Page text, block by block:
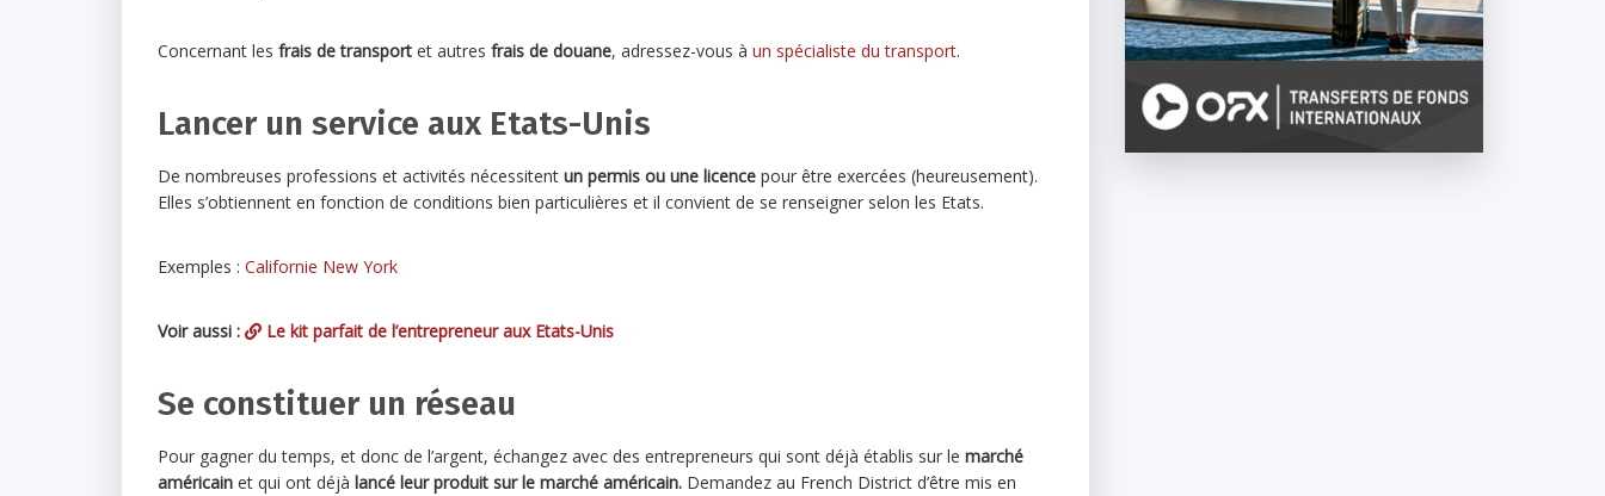
Concernant les frais de transport et autres frais de douane, adressez-vous à un spécialiste du transport.
Lancer un service aux Etats-Unis
De nombreuses professions et activités nécessitent un permis ou une licence pour être exercées (heureusement).
Elles s’obtiennent en fonction de conditions bien particulières et il convient de se renseigner selon les Etats.
Exemples : Californie New York
Voir aussi : Le kit parfait de l’entrepreneur aux Etats-Unis
Se constituer un réseau
Pour gagner du temps, et donc de l’argent, échangez avec des entrepreneurs qui sont déjà établis sur le marché
américain et qui ont déjà lancé leur produit sur le marché américain. Demandez au French District d’être mis en